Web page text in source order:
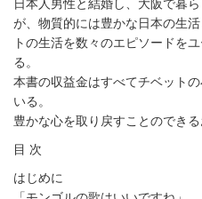
日本人男性と結婚し、大阪で暮
が、物質的には豊かな日本の生
トの生活を数々のエピソードを
る。
本書の収益金はすべてチベット
いる。
豊かな心を取り戻すことのできる
目 次
はじめに